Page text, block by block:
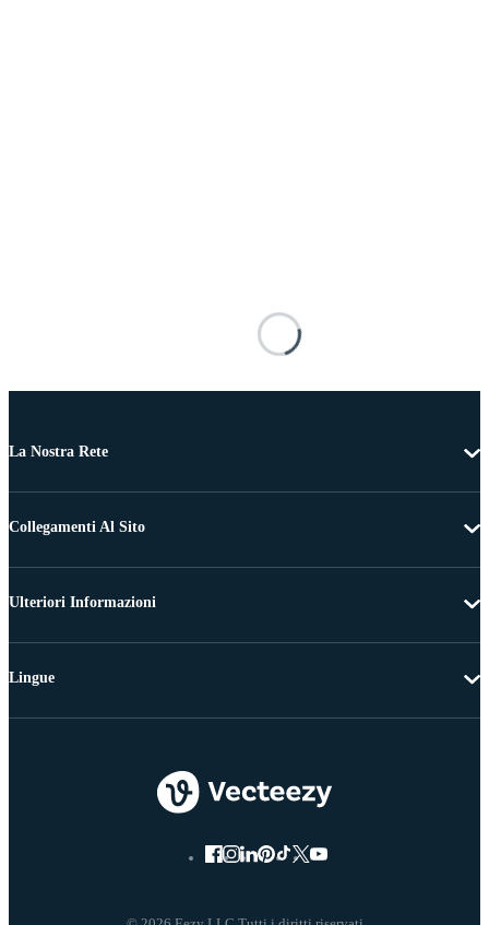
La Nostra Rete
Collegamenti Al Sito
Ulteriori Informazioni
Lingue